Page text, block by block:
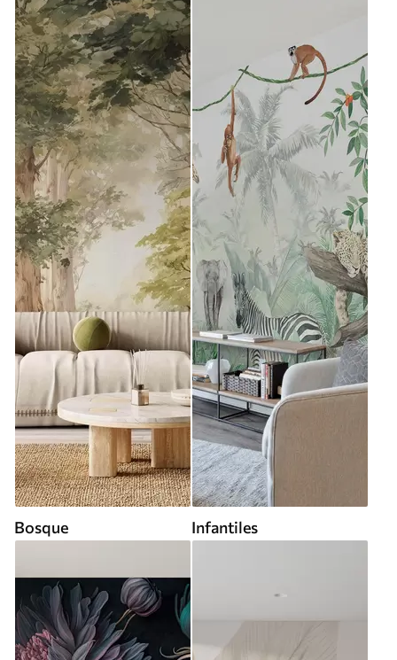
Bosque Infantiles